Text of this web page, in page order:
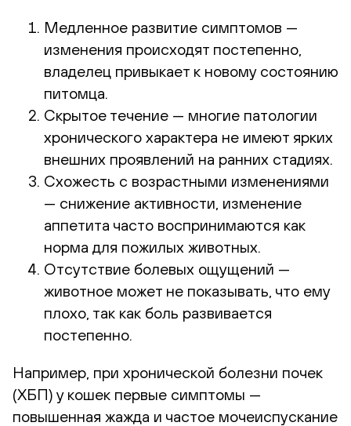
Медленное развитие симптомов —
изменения происходят постепенно,
владелец привыкает к новому состоянию
питомца.
Скрытое течение — многие патологии
хронического характера не имеют ярких
внешних проявлений на ранних стадиях.
Схожесть с возрастными изменениями
— снижение активности, изменение
аппетита часто воспринимаются как
норма для пожилых животных.
Отсутствие болевых ощущений —
животное может не показывать, что ему
плохо, так как боль развивается
постепенно.
Например, при хронической болезни почек
(ХБП) у кошек первые симптомы —
повышенная жажда и частое мочеиспускание